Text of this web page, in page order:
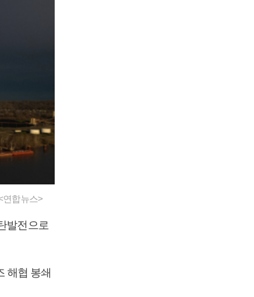
연합뉴스>
발전으로
해협 봉쇄